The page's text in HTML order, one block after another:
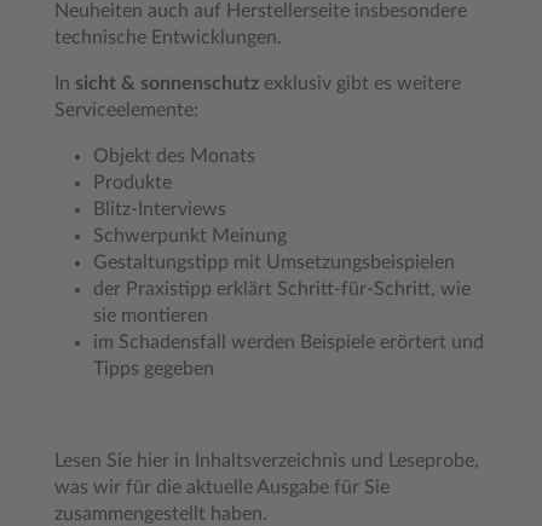
Neuheiten auch auf Herstellerseite insbesondere
technische Entwicklungen.
In sicht & sonnenschutz exklusiv gibt es weitere
Serviceelemente:
Objekt des Monats
Produkte
Blitz-Interviews
Schwerpunkt Meinung
Gestaltungstipp mit Umsetzungsbeispielen
der Praxistipp erklärt Schritt-für-Schritt, wie
sie montieren
im Schadensfall werden Beispiele erörtert und
Tipps gegeben
Lesen Sie hier in Inhaltsverzeichnis und Leseprobe,
was wir für die aktuelle Ausgabe für Sie
zusammengestellt haben.